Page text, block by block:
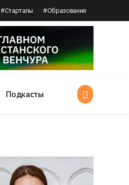
#Стартапы #Образование
Подкасты